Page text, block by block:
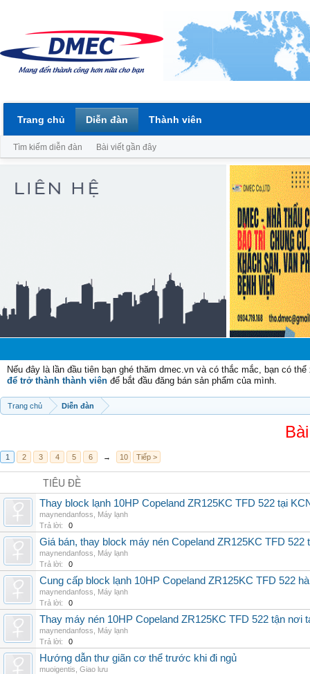
Nếu đây là lần đầu tiên bạn ghé thăm dmec.vn và có thắc mắc, bạn có
để trở thành thành viên để bắt đầu đăng bán sản phẩm của mình.
Trang chủ Diễn đàn
1 2 3 4 5 6 → 10 Tiếp >
TIÊU ĐỀ
Thay block lạnh 10HP Copeland ZR125KC TFD 522 tại
maynendanfoss
Máy lạnh
Trả lời:
0
Giá bán, thay block máy nén Copeland ZR125KC TFD
maynendanfoss
Máy lạnh
Trả lời:
0
Cung cấp block lạnh 10HP Copeland ZR125KC TFD 522
maynendanfoss
Máy lạnh
Trả lời:
0
Thay máy nén 10HP Copeland ZR125KC TFD 522 tận nơi
maynendanfoss
Máy lạnh
Trả lời:
0
Hướng dẫn thư giãn cơ thể trước khi đi ngủ
muoigentis Giao lưu
Trang chủ Diễn đàn
Tìm kiếm diễn đàn Bài viết gần đây
Thành viên